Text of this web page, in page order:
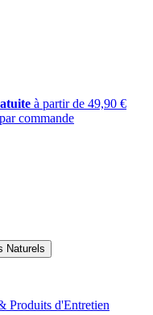
à partir de 49,90 €
par commande
Produits d'Entretien